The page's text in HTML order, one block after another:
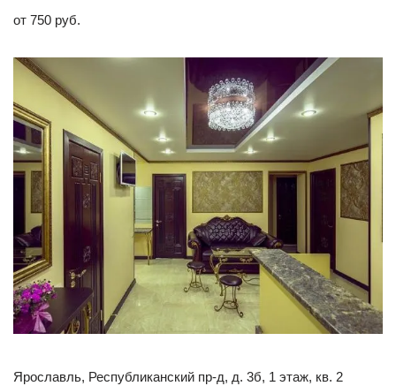
от 750 руб.
Ярославль, Республиканский пр-д, д. 3б, 1 этаж, кв. 2